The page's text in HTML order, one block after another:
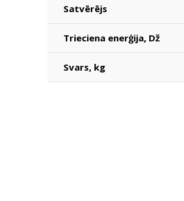
Satvērējs
Trieciena enerģija, Dž
Svars, kg